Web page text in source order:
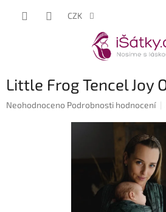
CZK
Little Frog Tencel Joy
Průměrné
Neohodnoceno Podrobnosti hodnocení